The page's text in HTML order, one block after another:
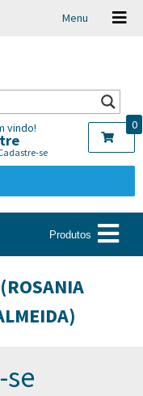
Menu
vindo!
se
0
Produtos